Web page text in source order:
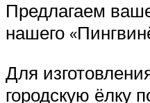
Предлагаем
нашего
Для
городскую ёлку